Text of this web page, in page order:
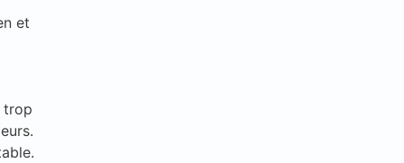
et
trop